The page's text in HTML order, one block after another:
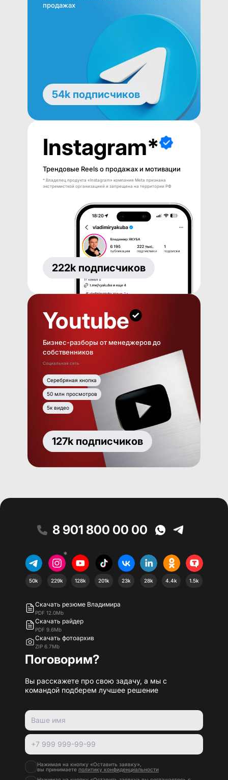
продажах
54k подписчиков
Instagram*
Трендовые Reels о продажах и мотивации
* Владелец продукта «Instagram» компания Meta признана
экстремисткой организацией и запрещена на территории РФ
222k подписчиков
Youtube
Бизнес-разборы от менеджеров до
собственников
Социальная сеть
Серебряная кнопка
50 млн просмотров
5к видео
127k подписчиков
8 901 800 00 00
50k
*
229k 128k 201k 23k 28k 4.4k 1.5k
Скачать резюме Владимира
PDF 12.0Mb
Скачать райдер
PDF 9.6Mb
Скачать фотоархив
ZIP 6.7Mb
Поговорим?
Вы расскажете про свою задачу, а мы с
командой подберем лучшее решение
Нажимая на кнопку «Оставить заявку»,
вы принимаете политику конфиденциальности